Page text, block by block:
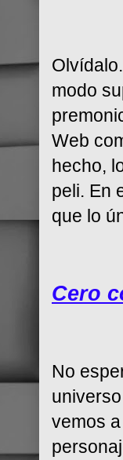
modo
Web
hecho,
peli. En
que lo
Cero
No
vemos